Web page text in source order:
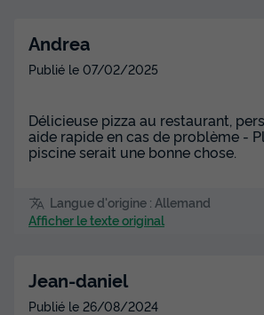
Andrea
Publié le 07/02/2025
Délicieuse pizza au restaurant,
aide rapide en cas de problème -
piscine serait une bonne chose.
Langue d'origine : Allemand
Afficher le texte original
Jean-daniel
Publié le 26/08/2024